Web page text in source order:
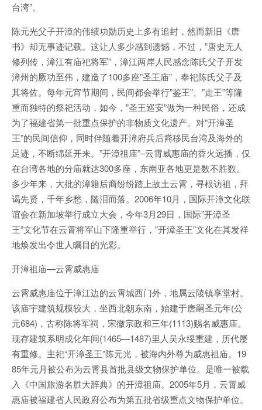
台湾”。
陈元光父子开漳的伟绩功勋历史上多有追封，然而新旧《唐
书》却无事迹记载。这让人多少感到遗憾，不过，”唐史无人
修列传，漳江有庙祀将军”，漳江两岸人民感念陈氏父子开发
漳州的厥功至伟，建造了100多座”圣王庙”，奉祀陈氏父子及
其将佐。每年元宵节期间，民间都会举行”鉴王”、”走王”等隆
重而独特的祭祀活动，如今，”圣王巡安”做为一种民俗，还成
为了福建省第一批重点保护的非物质文化遗产。对”开漳圣
王”的民间信仰，同时伴随着开漳府兵后裔移民台湾及海外的
足迹，不断绵延开来。”开漳祖庙”–云霄威惠庙的香火远播，仅
在台湾各地的分庙就达300多座，东南亚各地更是数不胜数。
多少年来，大批的漳籍后裔纷纷踏上故土云霄，寻根访祖，拜
谒先贤，千年乡愁，随泪而落。2006年10月，国际开漳文化联
谊会在新加坡举行成立大会，今年3月29日，国际”开漳圣
王”文化节在云霄将军山下隆重举行，”开漳圣王”文化在其发祥
地焕发出令世人瞩目的光彩。
开漳祖庙—云霄威惠庙
云霄威惠庙位于漳江边的云霄城西门外，地属云陵镇享堂村。
该庙宇建筑规模较大，坐西北朝东南，始建于唐嗣圣元年(公
元684)，古称陈将军祠，宋徽宗政和三年(1113)赐名威惠庙。
现存建筑系明成化年间(1465—1487)里人吴永绥重建，历代屡
有重修。主祀“开漳圣王”陈元光，被海内外尊为威惠祖庙。19
85年元月被公布为云霄县首批县级文物保护单位。是唯一被载
入《中国旅游名胜大辞典》的开漳祖庙。2005年5月，云霄威
惠庙被福建省人民政府公布为第五批省级重点文物保护单位。